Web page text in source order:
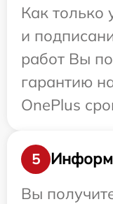
Как только
и
работ Вы
гарантию
OnePlus
5
Вы